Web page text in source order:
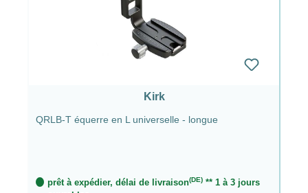
Kirk
QRLB-T équerre en L universelle - longue
prêt à expédier, délai de livraison(DE) ** 1 à 3 jours